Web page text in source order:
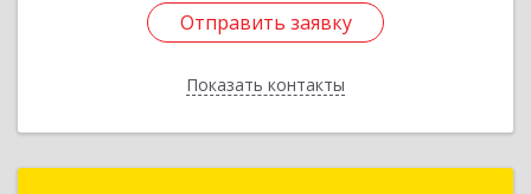
Отправить заявку
Показать контакты
Отправить заявку
Назад